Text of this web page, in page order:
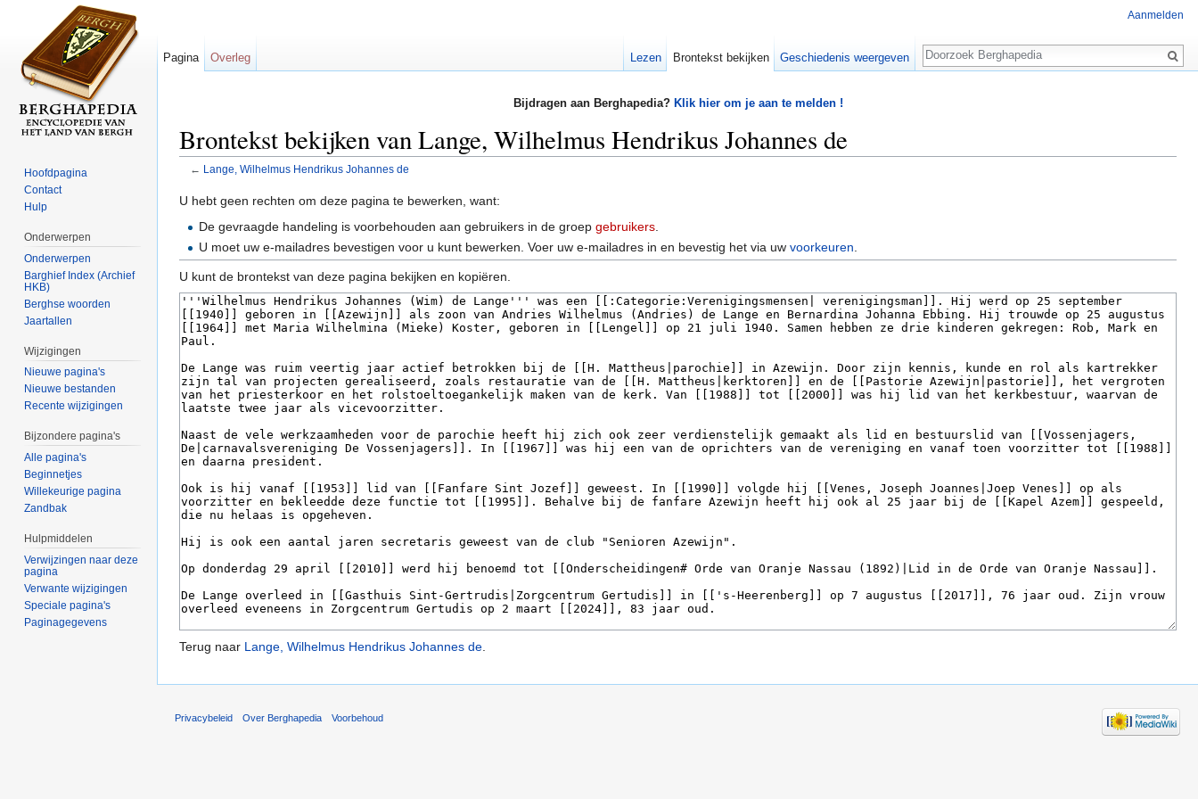
Bijdragen aan Berghapedia? Klik hier om je aan te melden !
Brontekst bekijken van Lange, Wilhelmus Hendrikus Johannes de
← Lange, Wilhelmus Hendrikus Johannes de
U hebt geen rechten om deze pagina te bewerken, want:
De gevraagde handeling is voorbehouden aan gebruikers in de groepgebruikers
U moet uw e-mailadres bevestigen voor u kunt bewerken. Voer uw e-mailadres in en bevestig het via uwvoorkeuren
U kunt de brontekst van deze pagina bekijken en kopiëren.
Terug naar Lange, Wilhelmus Hendrikus Johannes de.
Aanmelden
Pagina Overleg Lezen Brontekst bekijken Geschiedenis weergeven
Zoeken
Hoofdpagina
Contact
Hulp
Onderwerpen
Onderwerpen
Barghief Index (Archief
HKB)
Berghse woorden
Jaartallen
Wijzigingen
Nieuwe pagina's
Nieuwe bestanden
Recente wijzigingen
Bijzondere pagina's
Alle pagina's
Beginnetjes
Willekeurige pagina
Zandbak
Hulpmiddelen
Verwijzingen naar deze
pagina
Verwante wijzigingen
Speciale pagina's
Paginagegevens
Privacybeleid Over Berghapedia Voorbehoud